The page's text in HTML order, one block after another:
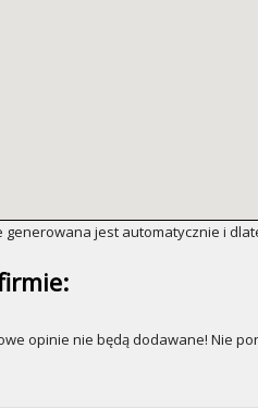
jest automatycznie i
opinie nie będą dodawane! Nie